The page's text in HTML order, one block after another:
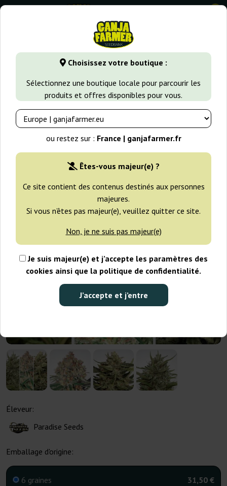
Choisissez votre boutique :
Sélectionnez une boutique locale pour parcourir les
produits et offres disponibles pour vous.
ou restez sur : France | ganjafarmer.fr
Êtes-vous majeur(e) ?
Ce site contient des contenus destinés aux personnes
majeures.
Si vous n’êtes pas majeur(e), veuillez quitter ce site.
Non, je ne suis pas majeur(e)
Je suis majeur(e) et j’accepte les paramètres des
cookies ainsi que la politique de confidentialité.
J’accepte et j’entre
0
GanjaFarmer.fr Types de Graines Graines de Cannabis à
Seeds
-25%
Éleveur:
Paradise Seeds
Emballage d'origine:
6 graines 31,50 €